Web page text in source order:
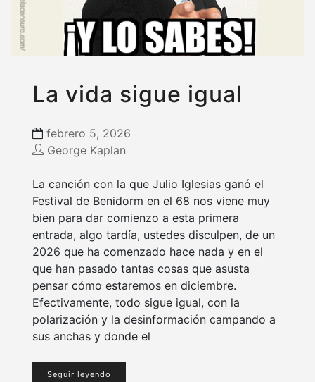
La vida sigue igual
febrero 5, 2026
George Kaplan
La canción con la que Julio Iglesias ganó el
Festival de Benidorm en el 68 nos viene muy
bien para dar comienzo a esta primera
entrada, algo tardía, ustedes disculpen, de un
2026 que ha comenzado hace nada y en el
que han pasado tantas cosas que asusta
pensar cómo estaremos en diciembre.
Efectivamente, todo sigue igual, con la
polarización y la desinformación campando a
sus anchas y donde el
Seguir leyendo